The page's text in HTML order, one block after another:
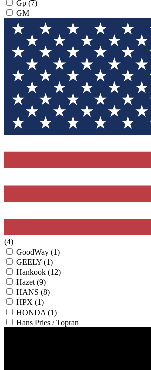
Gp (7)
GM
(4)
GoodWay (1)
GEELY (1)
Hankook (12)
Hazet(9)
HANS (8)
HPX (1)
HONDA(1)
Hans Pries / Topran